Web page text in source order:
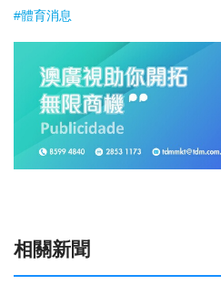
#體育消息
相關新聞